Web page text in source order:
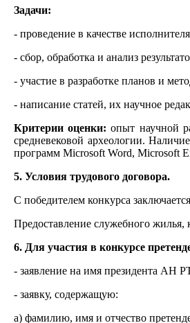
Задачи:
- проведение в качестве
- сбор, обработка и анализ
- участие в разработке планов и
- написание статей, их научное
Критерии оценки: опыт научной
средневековой археологии.
программ Microsoft Word, Microsoft
5. Условия трудового договора.
С победителем конкурса
Предоставление служебного жилья,
6. Для участия в конкурсе
- заявление на имя президента АН
- заявку, содержащую:
а) фамилию, имя и отчество